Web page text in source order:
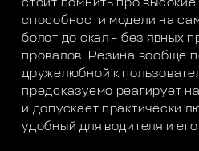
стоит помнить про
способности модели на
болот до скал – без явных
провалов. Резина вообще
дружелюбной к
предсказуемо реагирует
и допускает практически
удобный для водителя и